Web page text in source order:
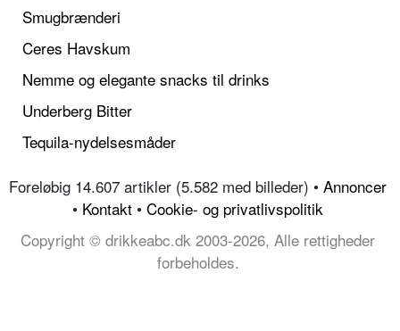
Smugbrænderi
Ceres Havskum
Nemme og elegante snacks til drinks
Underberg Bitter
Tequila-nydelsesmåder
Foreløbig 14.607 artikler (5.582 med billeder) • Annoncer
• Kontakt • Cookie- og privatlivspolitik
Copyright © drikkeabc.dk 2003-2026, Alle rettigheder
forbeholdes.